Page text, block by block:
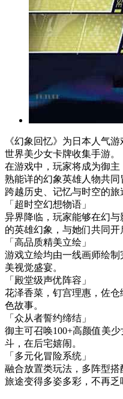
《幻象回忆》为日本人气
世界美少女卡牌收集手游。
在游戏中，玩家将成为御
熟能详的幻象英雄人物共同
跨越历史、记忆与时空的
「超时空幻想物语」
异界降临，玩家能够在幻
的英雄幻象，与她们共同开
「高品质精美立绘」
游戏立绘均由一线画师绘
美视觉盛宴。
「殿堂级声优阵容」
花泽香菜，钉宫理惠，佐
色故事。
「众从者誓约缔结」
御主可召唤100+高颜值美
斗，在后宅嬉闹。
「多元化冒险系统」
融合放置类玩法，多阵型
旅途变得多姿多彩，不再乏